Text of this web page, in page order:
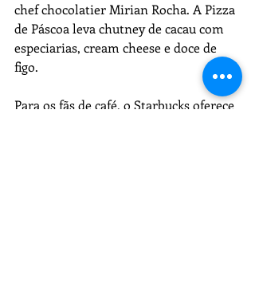
chef chocolatier Mirian Rocha. A Pizza
de Páscoa leva chutney de cacau com
especiarias, cream cheese e doce de
figo.
Para os fãs de café, o Starbucks oferece